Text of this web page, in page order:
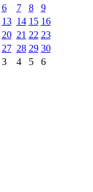
6 7 8
9
13 14 15 16
20 21 22 23
27 28 29 30
3 4 5 6